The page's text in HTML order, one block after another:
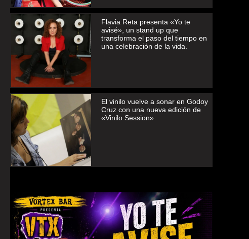
Flavia Reta presenta «Yo te
avisé», un stand up que
transforma el paso del tiempo en
una celebración de la vida.
El vinilo vuelve a sonar en Godoy
Cruz con una nueva edición de
«Vinilo Session»